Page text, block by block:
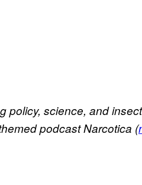
policy, science, and
podcast Narcotica (